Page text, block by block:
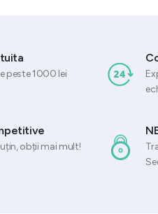
peste 1000 lei
obții mai mult!